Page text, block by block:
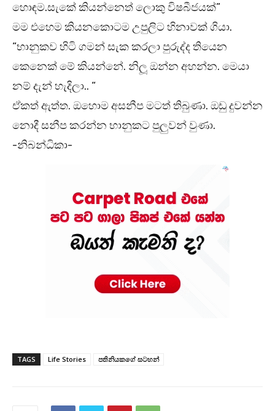
හොඳම.සැකේ කියන්නෙත් ලොකු විෂබීජයක්”
මම එහෙම කියනකොටම උපුලිට හිනාවක් ගියා.
“භානුකව හිටි ගමන් සැක කරලා පුරුද්ද තියෙන
කෙනෙක් මේ කියන්නේ. නිලූ ඔන්න අහන්න. මෙයා
නම් දැන් හැදිලා.. “
ඒකත් ඇත්ත. ඔහොම අසනීප මටත් තිබුණා. ඔඩු දුවන්න
නොදී සනීප කරන්න භානුකට පුලුවන් වුණා.
-නිබන්ධිකා-
TAGS Life Stories පතිනියකගේ සටහන්